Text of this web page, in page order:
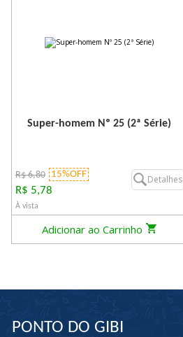
Super-homem Nº 25 (2ª Série)
R$ 6,80 15%OFF
R$ 5,78
À vista
Detalhes
Adicionar ao Carrinho
PONTO DO GIBI